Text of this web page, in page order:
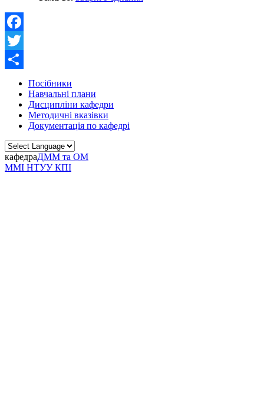
Facebook
Twitter
Посібники
Навчальні плани
Дисципліни кафедри
Методичні вказівки
Документація по кафедрі
кафедраДММ та ОМ
ММІ НТУУ КПІ